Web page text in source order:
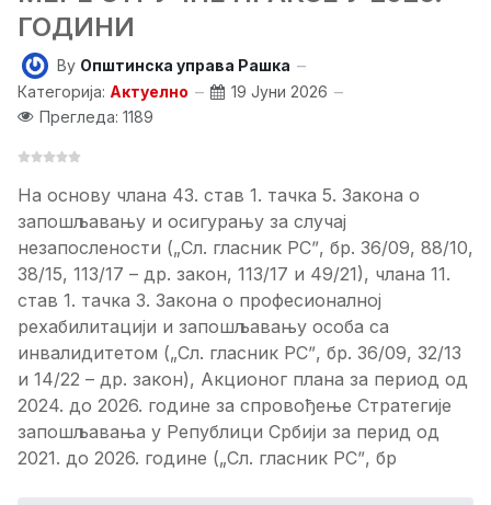
ГОДИНИ
By Општинска управа Рашка
Категорија: Актуелно
19 Јуни 2026
Прегледа: 1189
На основу члана 43. став 1. тачка 5. Закона о
запошљавању и осигурању за случај
незапослености („Сл. гласник РСˮ, бр. 36/09, 88/10,
38/15, 113/17 – др. закон, 113/17 и 49/21), члана 11.
став 1. тачка 3. Закона о професионалној
рехабилитацији и запошљавању особа са
инвалидитетом („Сл. гласник РСˮ, бр. 36/09, 32/13
и 14/22 – др. закон), Акционог плана за период од
2024. до 2026. године за спровођење Стратегије
запошљавања у Републици Србији за перид од
2021. до 2026. године („Сл. гласник РСˮ, бр